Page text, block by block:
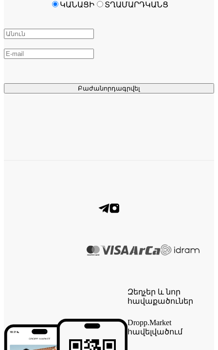
Բաժանորդագրվել
ԿԱՆԱՑԻ ՏՂԱՄԱՐԴԿԱՆՑ
Զեղչեր և նոր
հավաքածուներ
Dropp.Market
հավելվածում